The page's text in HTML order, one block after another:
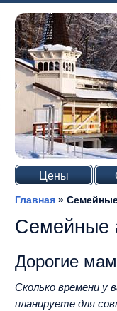
Цены
Главная »
Семейные
Дорогие
Сколько времени у
планируете для